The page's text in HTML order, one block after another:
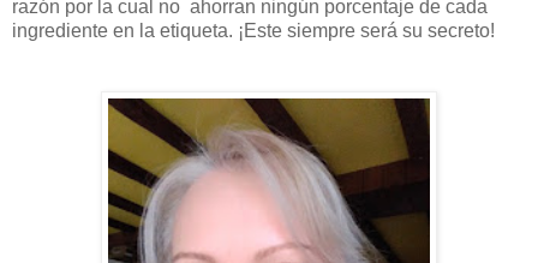
razón por la cual no ahorran ningún porcentaje de cada
ingrediente en la etiqueta. ¡Este siempre será su secreto!